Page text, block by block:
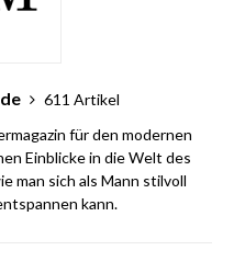
611 Artikel
für den modernen
Einblicke in die Welt des
man sich als Mann stilvoll
kann.